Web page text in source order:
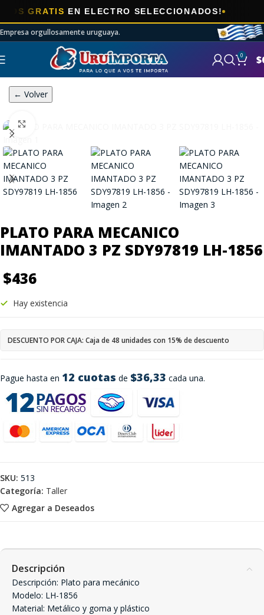
GRATISEN ELECTRO SELECCIONADOS!
Empresa orgullosamente uruguaya.
0 $
← Volver
PLATO PARA MECANICO
IMANTADO 3 PZ SDY97819 LH-1856
$436
Pague hasta en 12 cuotas de $36,33 cada una.
Hay existencia
DESCUENTO POR CAJA: Caja de 48 unidades con 15% de descuento
Agregar a Deseados
SKU: 513
Categoría: Taller
Descripción
Descripción: Plato para mecánico
Modelo: LH-1856
Material: Metálico y goma y plástico